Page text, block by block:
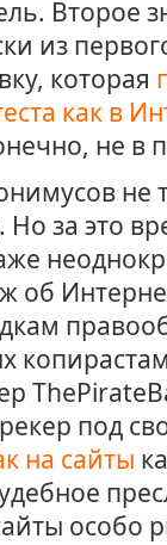
Второе
из
которая
как в
не
не
за это
об
под
на сайты
особо